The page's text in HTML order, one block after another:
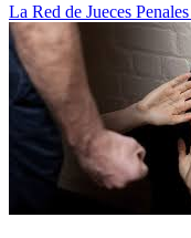
La Red de Jueces